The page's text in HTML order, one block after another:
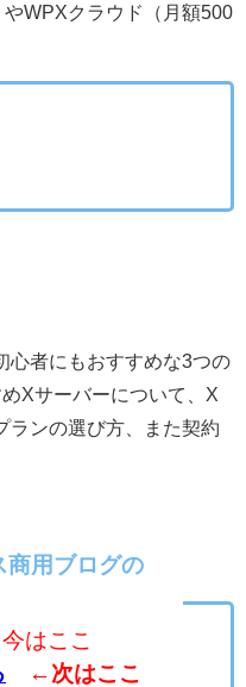
WPXクラウド（月額500
心者にもおすすめな3つの
Xサーバーについて、X
ランの選び方、また契約
商用ブログの
はここ
←次はここ